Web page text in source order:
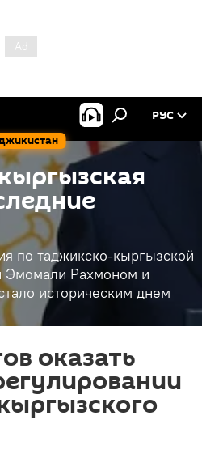
РУС
по таджикско-кыргызской
Эмомали Рахмоном и
историческим днем
оказать